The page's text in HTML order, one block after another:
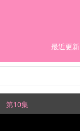
最近更新
第10集